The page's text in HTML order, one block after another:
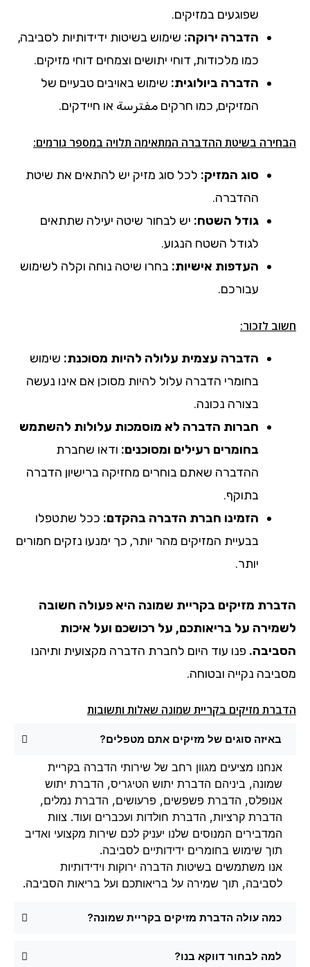
שפוגעים במזיקים.
הדברה ירוקה: שימוש בשיטות ידידותיות לסביבה,
כמו מלכודות, דוחי יתושים וצמחים דוחי מזיקים.
הדברה ביולוגית: שימוש באויבים טבעיים של
המזיקים, כמו חרקים مفترسة או חיידקים.
הבחירה בשיטת ההדברה המתאימה תלויה במספר גורמים:
סוג המזיק: לכל סוג מזיק יש להתאים את שיטת
ההדברה.
גודל השטח: יש לבחור שיטה יעילה שתתאים
לגודל השטח הנגוע.
העדפות אישיות: בחרו שיטה נוחה וקלה לשימוש
עבורכם.
חשוב לזכור:
הדברה עצמית עלולה להיות מסוכנת: שימוש
בחומרי הדברה עלול להיות מסוכן אם אינו נעשה
בצורה נכונה.
חברות הדברה לא מוסמכות עלולות להשתמש
בחומרים רעילים ומסוכנים: ודאו שחברת
ההדברה שאתם בוחרים מחזיקה ברישיון הדברה
בתוקף.
הזמינו חברת הדברה בהקדם: ככל שתטפלו
בבעיית המזיקים מהר יותר, כך ימנעו נזקים חמורים
יותר.
הדברת מזיקים בקריית שמונה היא פעולה חשובה
לשמירה על בריאותכם, על רכושכם ועל איכות
הסביבה. פנו עוד היום לחברת הדברה מקצועית ותיהנו
מסביבה נקייה ובטוחה.
הדברת מזיקים בקריית שמונה שאלות ותשובות
באיזה סוגים של מזיקים אתם מטפלים?
אנחנו מציעים מגוון רחב של שירותי הדברה בקריית
שמונה, ביניהם הדברת יתוש הטיגריס, הדברת יתוש
אנופלס, הדברת פשפשים, פרעושים, הדברת נמלים,
הדברת קרציות, הדברת חולדות ועכברים ועוד. צוות
המדבירים המנוסים שלנו יעניק לכם שירות מקצועי ואדיב
תוך שימוש בחומרים ידידותיים לסביבה.
אנו משתמשים בשיטות הדברה ירוקות וידידותיות
לסביבה, תוך שמירה על בריאותכם ועל בריאות הסביבה.
כמה עולה הדברת מזיקים בקריית שמונה?
למה לבחור דווקא בנו?